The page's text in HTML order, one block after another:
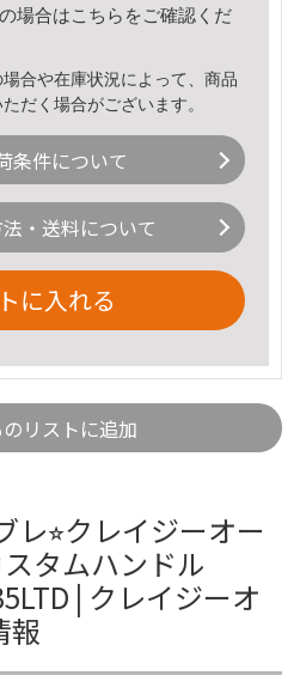
場合はこちら をご確認くだ
合や在庫状況によって、商品
だく場合がございます。
条件について
・送料について
に入れる
リストに追加
⭐︎クレイジーオー
スタムハンドル
| クレイジーオ
報